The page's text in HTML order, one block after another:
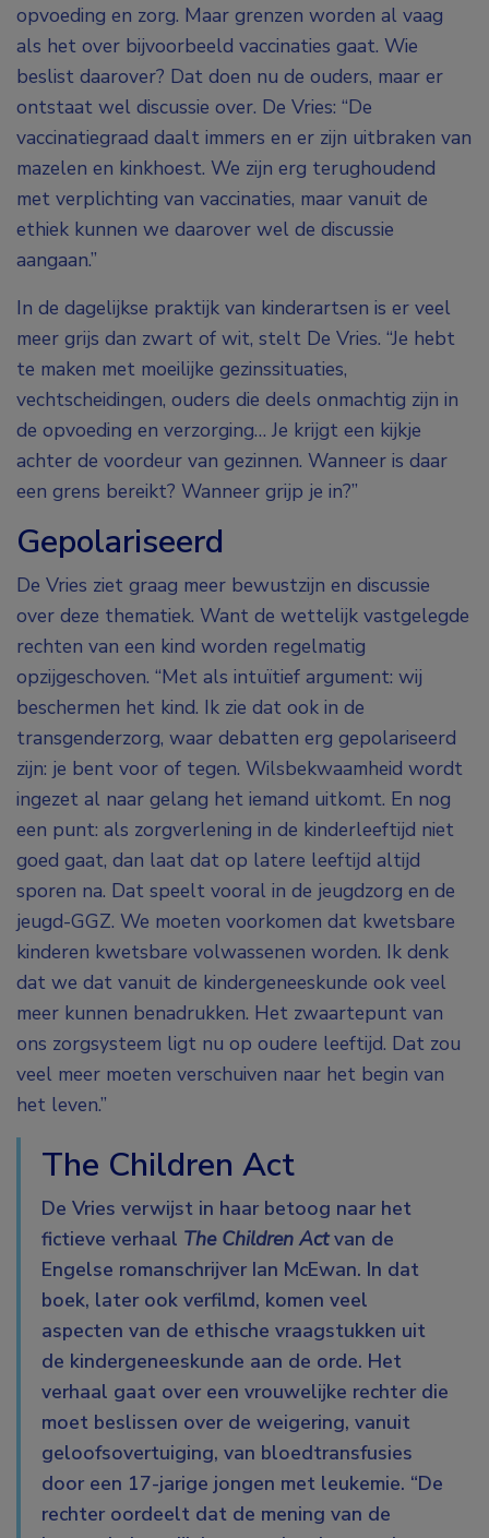
opvoeding en zorg. Maar grenzen worden al vaag
als het over bijvoorbeeld vaccinaties gaat. Wie
beslist daarover? Dat doen nu de ouders, maar er
ontstaat wel discussie over. De Vries: “De
vaccinatiegraad daalt immers en er zijn uitbraken van
mazelen en kinkhoest. We zijn erg terughoudend
met verplichting van vaccinaties, maar vanuit de
ethiek kunnen we daarover wel de discussie
aangaan.”
In de dagelijkse praktijk van kinderartsen is er veel
meer grijs dan zwart of wit, stelt De Vries. “Je hebt
te maken met moeilijke gezinssituaties,
vechtscheidingen, ouders die deels onmachtig zijn in
de opvoeding en verzorging… Je krijgt een kijkje
achter de voordeur van gezinnen. Wanneer is daar
een grens bereikt? Wanneer grijp je in?”
Gepolariseerd
De Vries ziet graag meer bewustzijn en discussie
over deze thematiek. Want de wettelijk vastgelegde
rechten van een kind worden regelmatig
opzijgeschoven. “Met als intuïtief argument: wij
beschermen het kind. Ik zie dat ook in de
transgenderzorg, waar debatten erg gepolariseerd
zijn: je bent voor of tegen. Wilsbekwaamheid wordt
ingezet al naar gelang het iemand uitkomt. En nog
een punt: als zorgverlening in de kinderleeftijd niet
goed gaat, dan laat dat op latere leeftijd altijd
sporen na. Dat speelt vooral in de jeugdzorg en de
jeugd-GGZ. We moeten voorkomen dat kwetsbare
kinderen kwetsbare volwassenen worden. Ik denk
dat we dat vanuit de kindergeneeskunde ook veel
meer kunnen benadrukken. Het zwaartepunt van
ons zorgsysteem ligt nu op oudere leeftijd. Dat zou
veel meer moeten verschuiven naar het begin van
het leven.”
The Children Act
De Vries verwijst in haar betoog naar het
fictieve verhaal The Children Actvan de
Engelse romanschrijver Ian McEwan. In dat
boek, later ook verfilmd, komen veel
aspecten van de ethische vraagstukken uit
de kindergeneeskunde aan de orde. Het
verhaal gaat over een vrouwelijke rechter die
moet beslissen over de weigering, vanuit
geloofsovertuiging, van bloedtransfusies
door een 17-jarige jongen met leukemie. “De
rechter oordeelt dat de mening van de